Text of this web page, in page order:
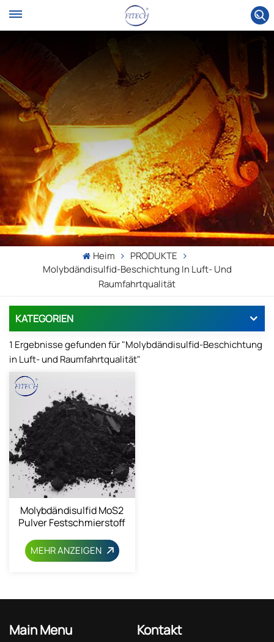
Heim
PRODUKTE
Molybdändisulfid-Beschichtung In Luft- Und
Raumfahrtqualität
KATEGORIEN
1 Ergebnisse gefunden für "Molybdändisulfid-Beschichtung
in Luft- und Raumfahrtqualität"
Molybdändisulfid MoS2
Pulver Festschmierstoff
MEHR ANZEIGEN
Main Menu Kontakt